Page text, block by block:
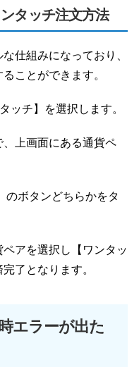
タッチ注文方法
仕組みになっており、
ことができます。
ッチ】を選択します。
上画面にある通貨ペ
のボタンどちらかをタ
アを選択し【ワンタッ
了となります。
エラーが出た